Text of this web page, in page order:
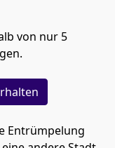
von nur 5
Entrümpelung